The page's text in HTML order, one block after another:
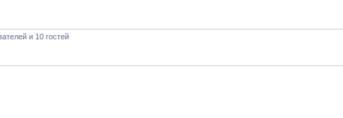
и 10 гостей